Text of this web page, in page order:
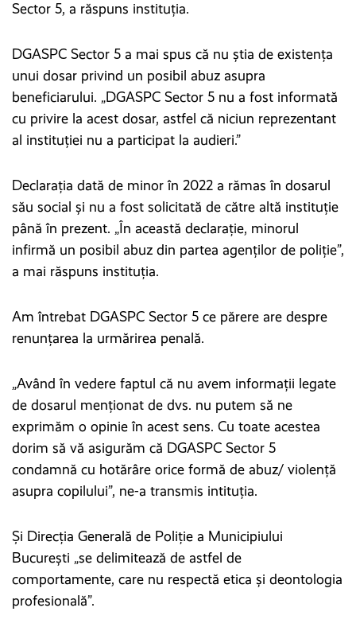
Sector 5, a răspuns instituția.
DGASPC Sector 5 a mai spus că nu știa de existența
unui dosar privind un posibil abuz asupra
beneficiarului. „DGASPC Sector 5 nu a fost informată
cu privire la acest dosar, astfel că niciun reprezentant
al instituției nu a participat la audieri.”
Declarația dată de minor în 2022 a rămas în dosarul
său social și nu a fost solicitată de către altă instituție
până în prezent. „În această declarație, minorul
infirmă un posibil abuz din partea agenților de poliție”,
a mai răspuns instituția.
Am întrebat DGASPC Sector 5 ce părere are despre
renunțarea la urmărirea penală.
„Având în vedere faptul că nu avem informații legate
de dosarul menționat de dvs. nu putem să ne
exprimăm o opinie în acest sens. Cu toate acestea
dorim să vă asigurăm că DGASPC Sector 5
condamnă cu hotărâre orice formă de abuz/ violență
asupra copilului”, ne-a transmis intituția.
Și Direcția Generală de Poliție a Municipiului
Bucureşti „se delimitează de astfel de
comportamente, care nu respectă etica și deontologia
profesională”.